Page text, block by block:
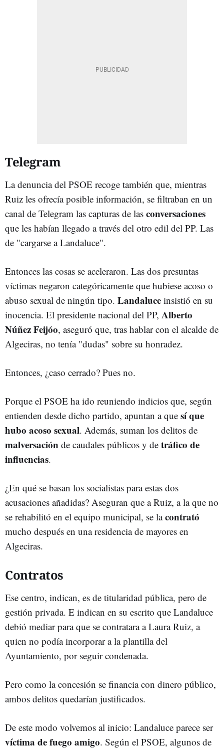
Telegram
La denuncia del PSOE recoge también que, mientras
Ruiz les ofrecía posible información, se filtraban en un
canal de Telegram las capturas de las conversaciones
que les habían llegado a través del otro edil del PP. Las
de "cargarse a Landaluce".
Entonces las cosas se aceleraron. Las dos presuntas
víctimas negaron categóricamente que hubiese acoso o
abuso sexual de ningún tipo. Landaluce insistió en su
inocencia. El presidente nacional del PP, Alberto
Núñez Feijóo, aseguró que, tras hablar con el alcalde de
Algeciras, no tenía "dudas" sobre su honradez.
Entonces, ¿caso cerrado? Pues no.
Porque el PSOE ha ido reuniendo indicios que, según
entienden desde dicho partido, apuntan a que sí que
hubo acoso sexual. Además, suman los delitos de
malversación de caudales públicos y de tráfico de
influencias.
¿En qué se basan los socialistas para estas dos
acusaciones añadidas? Aseguran que a Ruiz, a la que no
se rehabilitó en el equipo municipal, se lacontrató
mucho después en una residencia de mayores en
Algeciras.
Contratos
Ese centro, indican, es de titularidad pública, pero de
gestión privada. E indican en su escrito que Landaluce
debió mediar para que se contratara a Laura Ruiz, a
quien no podía incorporar a la plantilla del
Ayuntamiento, por seguir condenada.
Pero como la concesión se financia con dinero público,
ambos delitos quedarían justificados.
De este modo volvemos al inicio: Landaluce parece ser
víctima de fuego amigo. Según el PSOE, algunos de